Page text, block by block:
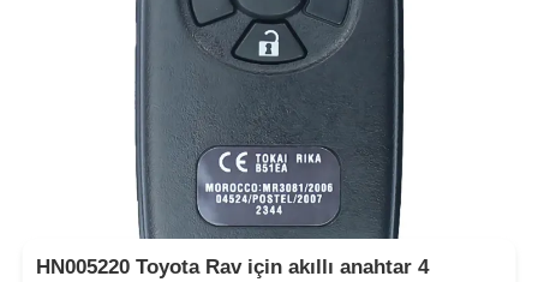
HN005220 Toyota Rav için akıllı anahtar 4